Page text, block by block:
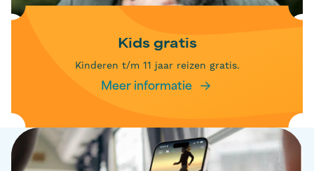
Kids gratis
Kinderen t/m 11 jaar reizen gratis.
Meer informatie